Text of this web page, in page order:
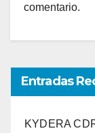
comentario.
Entradas
KYDERA